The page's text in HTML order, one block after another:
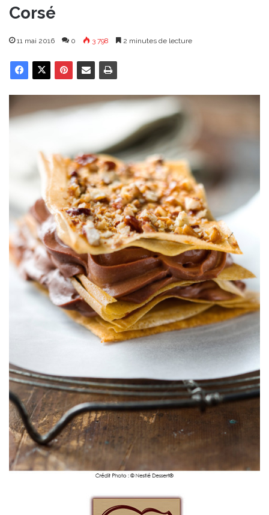
Corsé
11 mai 2016 0 3 798 2 minutes de lecture